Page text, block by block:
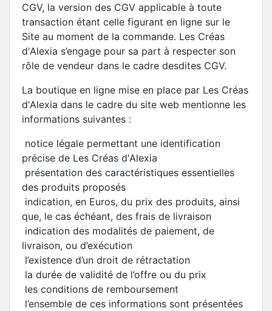
CGV, la version des CGV applicable à toute
transaction étant celle figurant en ligne sur le
Site au moment de la commande. Les Créas
d'Alexia s’engage pour sa part à respecter son
rôle de vendeur dans le cadre desdites CGV.
La boutique en ligne mise en place par Les Créas
d'Alexia dans le cadre du site web mentionne les
informations suivantes :
notice légale permettant une identification
précise de Les Créas d'Alexia
présentation des caractéristiques essentielles
des produits proposés
indication, en Euros, du prix des produits, ainsi
que, le cas échéant, des frais de livraison
indication des modalités de paiement, de
livraison, ou d’exécution
l’existence d’un droit de rétractation
la durée de validité de l’offre ou du prix
les conditions de remboursement
l’ensemble de ces informations sont présentées